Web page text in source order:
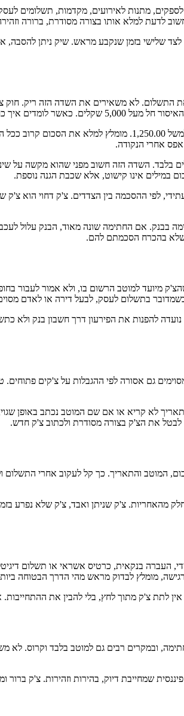
מתנות לאירועים, מקדמות, תשלומים
לדעת למלא אותו בצורה מסודרת, ברורה
שלישי בזמן שנקבע מראש. שיק ניתן להסבה,
לא משאירים את השדה הזה ריק. חוק
הכללים החשובים ביותר.
בשלב השני כותבים את הסכום בספרות. יש לרשום את הסכום
אחרי הנקודה.
בלבד. השדה הזה חשוב מפני שהוא מקשה על
במילים אינו קישוט, אלא שכבת הגנה נוספת.
לפי ההסכמה בין הצדדים. צ'ק דחוי הוא צ'ק
בבנק. אם החתימה שונה מאוד, הבנק עלול
שלא בהכרח הסכמתם להם.
מיועד למוטב הרשום בו, ולא אמור לעבור
בתשלום לעסק, לבעל דירה או לאדם
להפנות את הפירעון דרך חשבון בנק ולא
גם אסורה לפי ההגבלות על צ'קים
לא קריא או אם שם המוטב נכתב באופן
את הצ'ק בצורה מסודרת ולכתוב צ'ק חדש.
והתאריך. כך קל לעקוב אחרי התשלום
מהאחריות. צ'ק שניתן ואבד, צ'ק שלא נפרע
בנקאית, כרטיס אשראי או תשלום
מומלץ לבדוק מראש מהי הדרך הבטוחה
לתת צ'ק מתוך לחץ, בלי להבין את ההתחייבות.
ובמקרים רבים גם למוטב בלבד וקרוס. לא
שמחייבת דיוק, בהירות וזהירות. צ'ק